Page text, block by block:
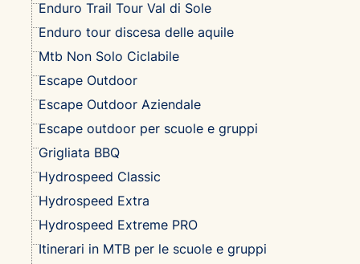
Enduro Trail Tour Val di Sole
Enduro tour discesa delle aquile
Mtb Non Solo Ciclabile
Escape Outdoor
Escape Outdoor Aziendale
Escape outdoor per scuole e gruppi
Grigliata BBQ
Hydrospeed Classic
Hydrospeed Extra
Hydrospeed Extreme PRO
Itinerari in MTB per le scuole e gruppi